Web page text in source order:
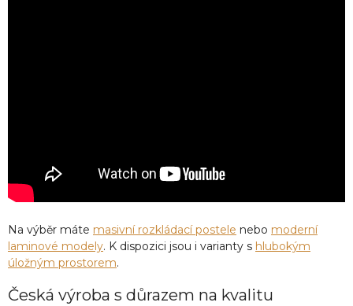
Na výběr máte masivní rozkládací postele nebo moderní
laminové modely. K dispozici jsou i varianty s hlubokým
úložným prostorem.
Česká výroba s důrazem na kvalitu